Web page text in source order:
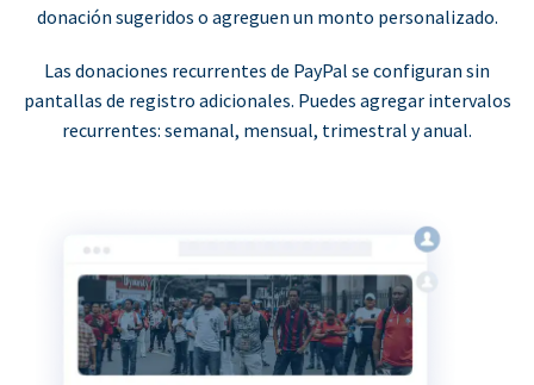
donación sugeridos o agreguen un monto personalizado.
Las donaciones recurrentes de PayPal se configuran sin
pantallas de registro adicionales. Puedes agregar intervalos
recurrentes: semanal, mensual, trimestral y anual.